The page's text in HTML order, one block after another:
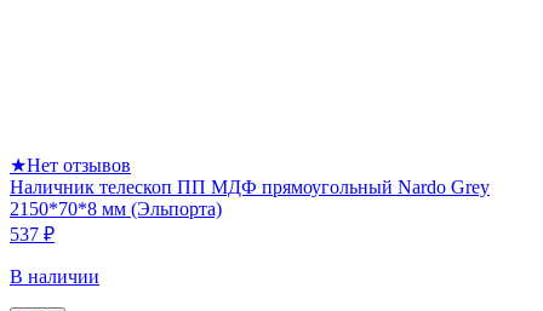
★Нет отзывов
Наличник телескоп ПП МДФ прямоугольный Nardo Grey
2150*70*8 мм (Эльпорта)
537 ₽
В наличии